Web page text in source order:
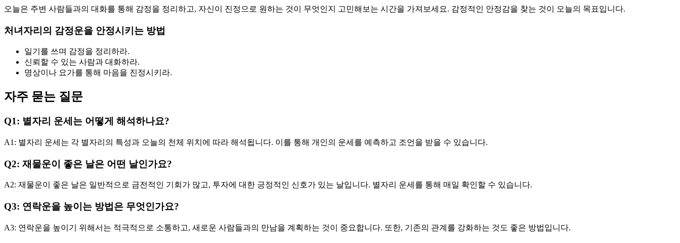
오늘은 주변 사람들과의 대화를 통해 감정을 정리하고, 자신이 진정으로 원하는 것이 무엇인지 고민해보는 시간을 가져보세요. 감정적인 안정감을 찾는 것이 오늘의 목표입니다.
처녀자리의 감정운을 안정시키는 방법
일기를 쓰며 감정을 정리하라.
신뢰할 수 있는 사람과 대화하라.
명상이나 요가를 통해 마음을 진정시키라.
자주 묻는 질문
Q1: 별자리 운세는 어떻게 해석하나요?
A1: 별자리 운세는 각 별자리의 특성과 오늘의 천체 위치에 따라 해석됩니다. 이를 통해 개인의 운세를 예측하고 조언을 받을 수 있습니다.
Q2: 재물운이 좋은 날은 어떤 날인가요?
A2: 재물운이 좋은 날은 일반적으로 금전적인 기회가 많고, 투자에 대한 긍정적인 신호가 있는 날입니다. 별자리 운세를 통해 매일 확인할 수 있습니다.
Q3: 연락운을 높이는 방법은 무엇인가요?
A3: 연락운을 높이기 위해서는 적극적으로 소통하고, 새로운 사람들과의 만남을 계획하는 것이 중요합니다. 또한, 기존의 관계를 강화하는 것도 좋은 방법입니다.